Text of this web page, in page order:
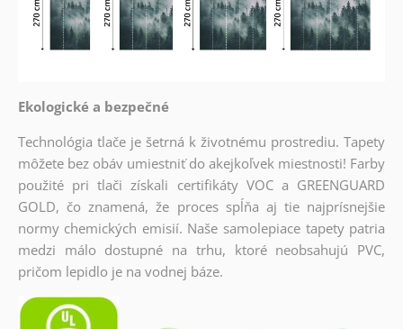
Ekologické a bezpečné
Technológia tlače je šetrná k životnému prostrediu. Tapety
môžete bez obáv umiestniť do akejkoľvek miestnosti! Farby
použité pri tlači získali certifikáty VOC a GREENGUARD
GOLD, čo znamená, že proces spĺňa aj tie najprísnejšie
normy chemických emisií. Naše samolepiace tapety patria
medzi málo dostupné na trhu, ktoré neobsahujú PVC,
pričom lepidlo je na vodnej báze.